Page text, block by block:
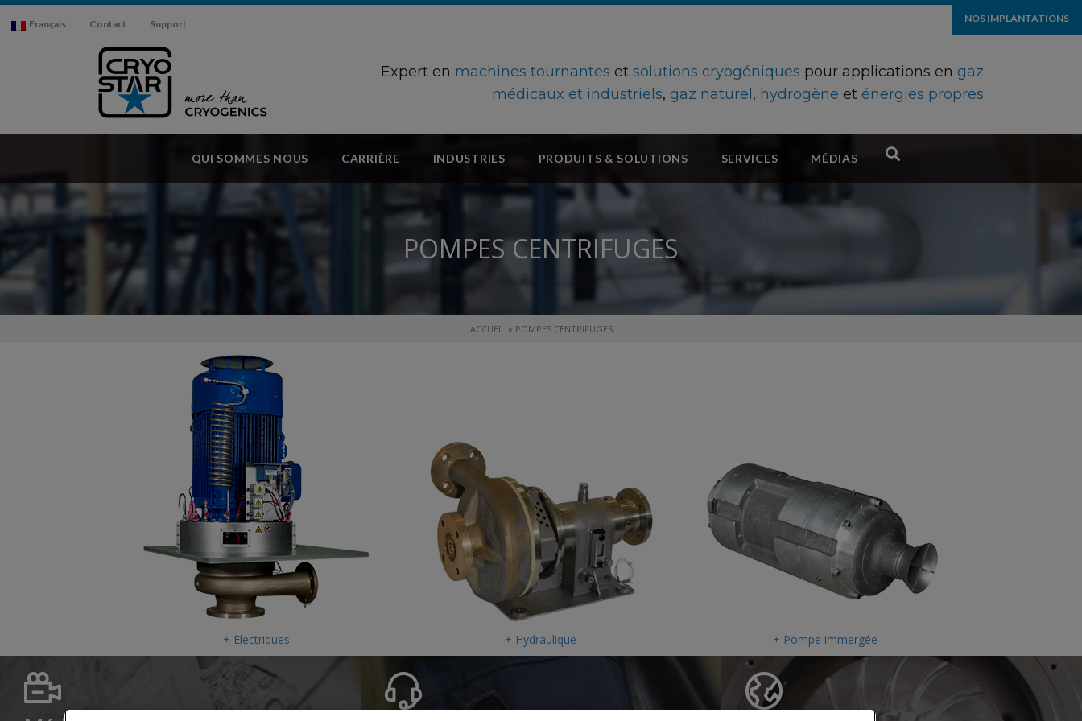
Français Contact Support NOS IMPLANTATIONS
Expert en machines tournantes etsolutions cryogéniques pour applications en gaz
médicaux et industriels, gaz naturel, hydrogène et énergies propres
QUI SOMMES NOUS CARRIÈRE INDUSTRIES PRODUITS & SOLUTIONS SERVICES MÉDIAS
POMPES CENTRIFUGES
ACCUEIL » POMPES CENTRIFUGES
+ Electriques + Hydraulique + Pompe immergée